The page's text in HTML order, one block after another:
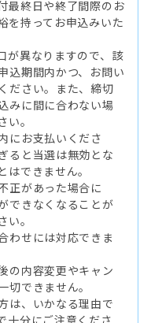
最終日や終了間際のお
を持ってお申込みいた
が異なりますので、該
込期間内かつ、お問い
ださい。また、締切
みに間に合わない場
。
にお支払いくださ
ると当選は無効とな
はできません。
正があった場合に
できなくなることが
。
わせには対応できま
の内容変更やキャン
できません。
は、いかなる理由で
十分にご注意くださ